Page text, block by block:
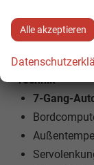
Leaving-
Technik
7-Gang-
Alle akzeptieren